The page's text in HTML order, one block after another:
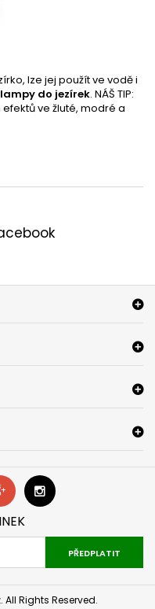
lze jej použít ve vodě i
lampy do jezírek. NÁŠ TIP:
ve žluté, modré a
Rights Reserved.
PŘEDPLATIT